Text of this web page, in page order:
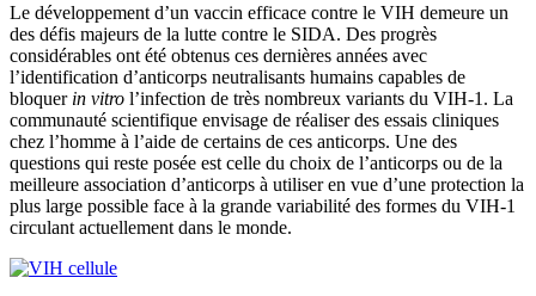
Le développement d’un vaccin efficace contre le VIH demeure un
des défis majeurs de la lutte contre le SIDA. Des progrès
considérables ont été obtenus ces dernières années avec
l’identification d’anticorps neutralisants humains capables de
bloquer in vitro l’infection de très nombreux variants du VIH-1. La
communauté scientifique envisage de réaliser des essais cliniques
chez l’homme à l’aide de certains de ces anticorps. Une des
questions qui reste posée est celle du choix de l’anticorps ou de la
meilleure association d’anticorps à utiliser en vue d’une protection la
plus large possible face à la grande variabilité des formes du VIH-1
circulant actuellement dans le monde.